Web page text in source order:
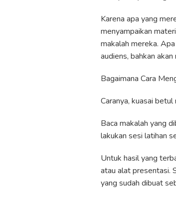
Karena apa yang
menyampaikan
makalah mereka.
audiens, bahkan
Bagaimana Cara
Caranya, kuasai
Baca makalah yang
lakukan sesi latihan
Untuk hasil yang
atau alat presentasi.
yang sudah dibuat